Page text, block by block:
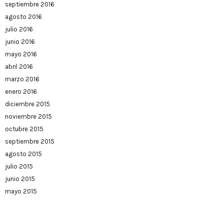
septiembre 2016
agosto 2016
julio 2016
junio 2016
mayo 2016
abril 2016
marzo 2016
enero 2016
diciembre 2015
noviembre 2015
octubre 2015
septiembre 2015
agosto 2015
julio 2015
junio 2015
mayo 2015